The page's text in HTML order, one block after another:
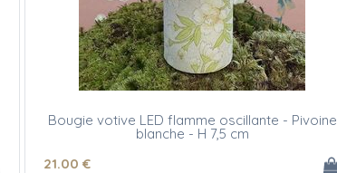
Bougie votive LED flamme oscillante - Pivoine
blanche - H 7,5 cm
21.00 €